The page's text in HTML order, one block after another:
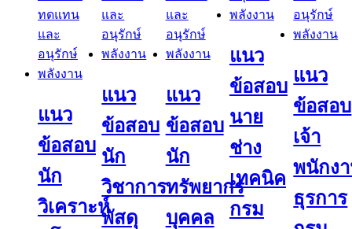
แนว
ข้อสอบ
นัก
วิเคราะห์
แนว
ข้อสอบ
นัก
วิชาการ
พัสดุ
แนว
ข้อสอบ
นัก
ทรัพยากร
บุคคล
แนว
ข้อสอบ
นาย
ช่าง
เทคนิค
กรม
แนว
ข้อสอบ
เจ้า
พนักง
ธุรการ